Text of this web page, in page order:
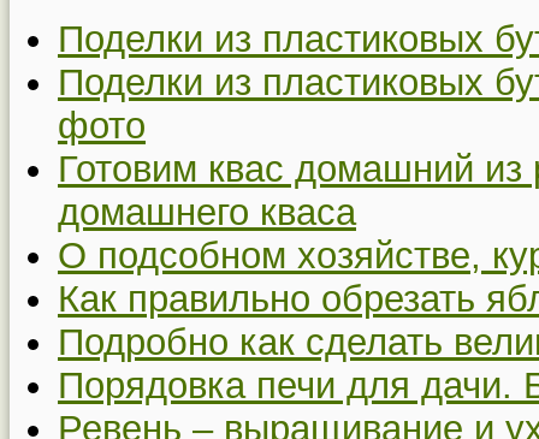
Поделки из пластиковых
Поделки из пластиковых
фото
Готовим квас домашний
домашнего кваса
О подсобном хозяйстве,
Как правильно обрезать
Подробно как сделать
Порядовка печи для дачи.
Ревень – выращивание и